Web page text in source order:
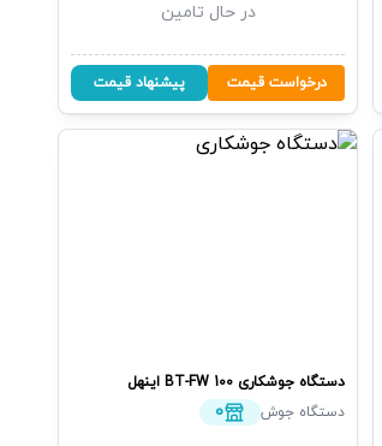
در حال تامین
درخواست قیمت پیشنهاد قیمت
دستگاه جوشکاری BT-FW 100 اینهل
دستگاه جوش
0